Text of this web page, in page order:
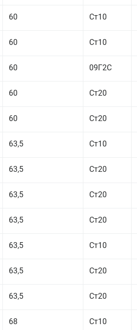
60 Ст10
60 Ст10
60 09Г2С
60 Ст20
60 Ст20
63,5 Ст10
63,5 Ст20
63,5 Ст20
63,5 Ст20
63,5 Ст10
63,5 Ст20
63,5 Ст20
68 Ст10